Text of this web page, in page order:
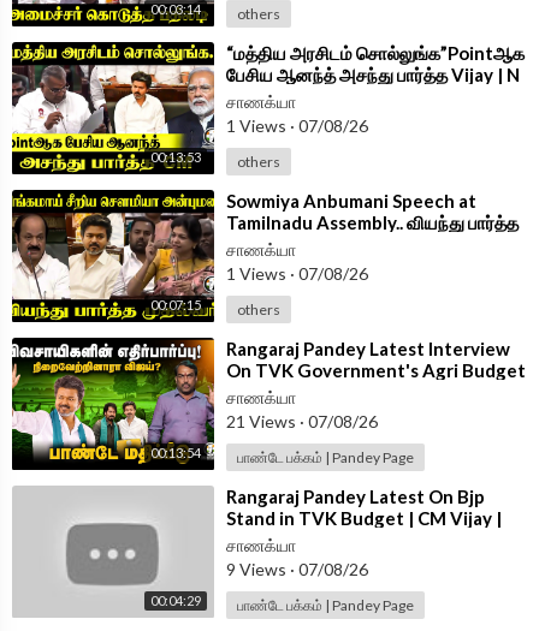
00:03:14 others
00:13:53
⁣“மத்திய அரசிடம் சொல்லுங்க”Pointஆக
பேசிய ஆனந்த் அசந்து பார்த்த Vijay | N
Anand Speech at TN Assembly
சாணக்யா
1 Views · 07/08/26
others
00:07:15
⁣Sowmiya Anbumani Speech at
Tamilnadu Assembly.. வியந்து பார்த்த
CM Vijay | PMK | TVK
சாணக்யா
1 Views · 07/08/26
others
00:13:54
⁣Rangaraj Pandey Latest Interview
On TVK Government's Agri Budget
| CM Vijay | EPS | Udhayanidhi |DMK
சாணக்யா
21 Views · 07/08/26
பாண்டே பக்கம் | Pandey Page
00:04:29
⁣Rangaraj Pandey Latest On Bjp
Stand in TVK Budget | CM Vijay |
Nainar Nagenthran | Vinoth |
Wilson
சாணக்யா
9 Views · 07/08/26
பாண்டே பக்கம் | Pandey Page